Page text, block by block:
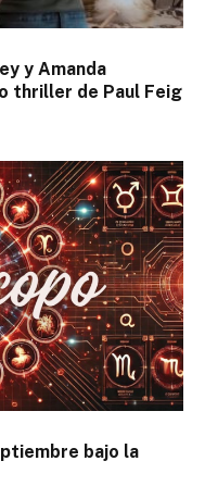
y Amanda
thriller de Paul Feig
bajo la